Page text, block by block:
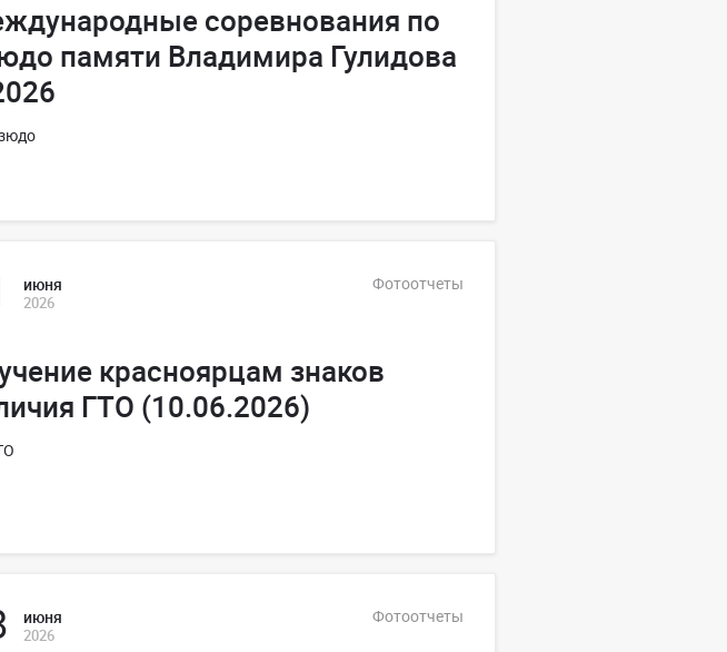
соревнования по
памяти Владимира Гулидова
июня
2026
Фотоотчеты
красноярцам знаков
ГТО (10.06.2026)
июня
2026
Фотоотчеты